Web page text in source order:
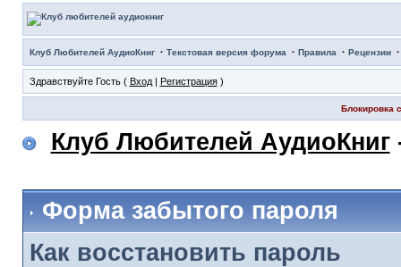
Клуб Любителей АудиоКниг· Текстовая версия форума · Правила · Рецензии
Здравствуйте Гость ( Вход| Регистрация)
Блокировка
Клуб Любителей АудиоКниг
Форма забытого пароля
Как восстановить пароль